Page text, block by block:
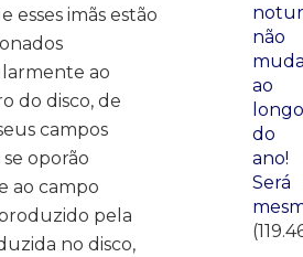
esses imãs estão
ao
do disco, de
campos
oporão
ao campo
pela
no disco,
não
ao
longo
do
ano!
Será